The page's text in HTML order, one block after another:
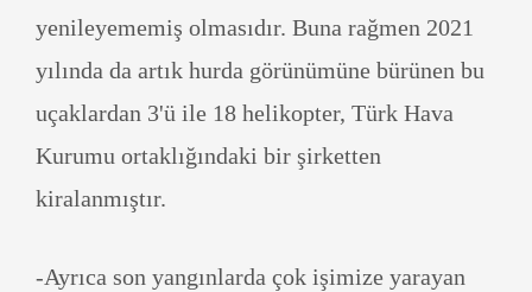
yenileyememiş olmasıdır. Buna rağmen 2021
yılında da artık hurda görünümüne bürünen bu
uçaklardan 3'ü ile 18 helikopter, Türk Hava
Kurumu ortaklığındaki bir şirketten
kiralanmıştır.
-Ayrıca son yangınlarda çok işimize yarayan